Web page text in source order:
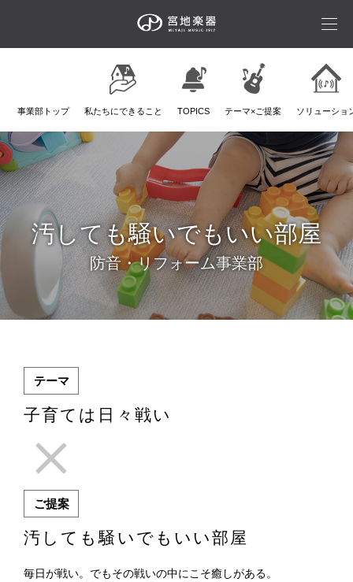
事業部トップ 私たちにできること TOPICS テーマ×ご提案 ソリューショ
汚しても騒いでもいい部屋
防音・リフォーム事業部
テーマ
子育ては日々戦い
ご提案
汚しても騒いでもいい部屋
毎日が戦い。でもその戦いの中にこそ癒しがある。